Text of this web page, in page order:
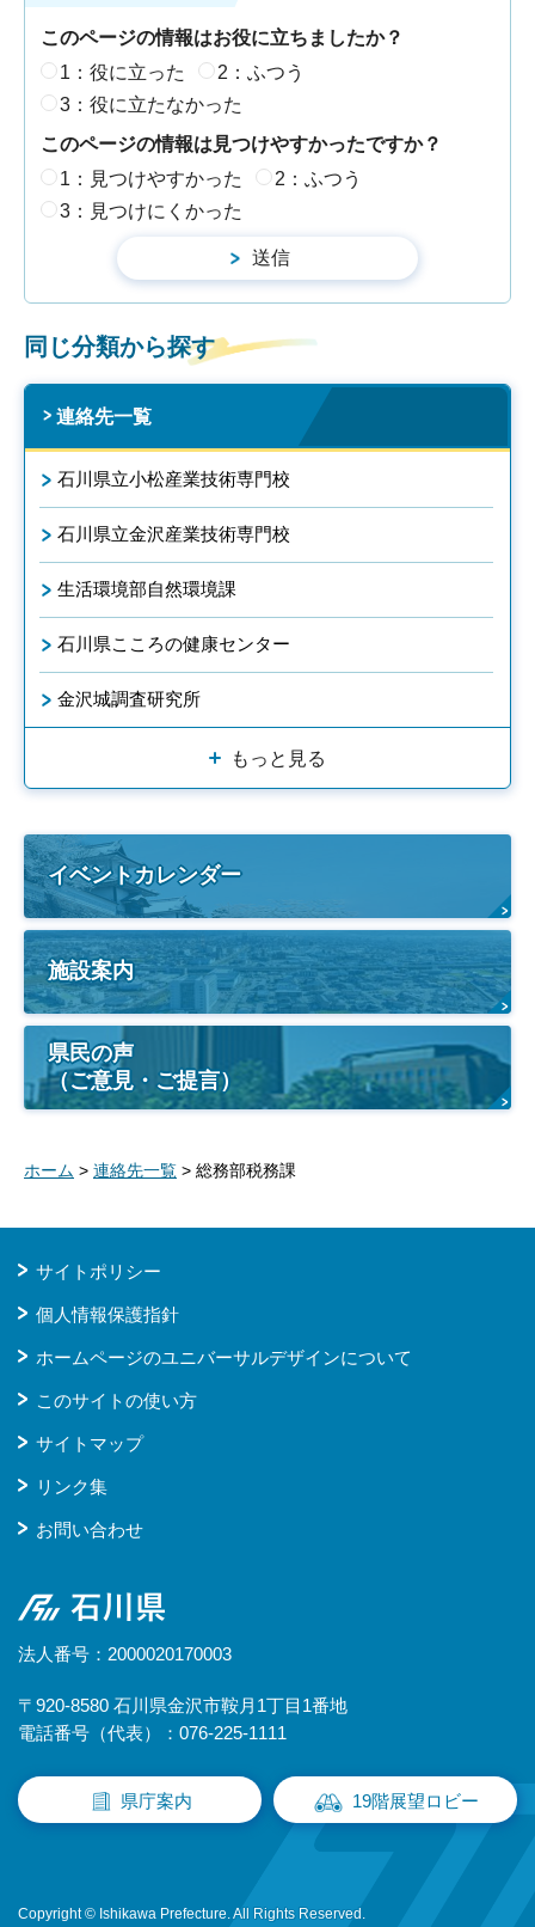
このページの情報はお役に立ちましたか？
1：役に立った
2：ふつう
3：役に立たなかった
このページの情報は見つけやすかったですか？
1：見つけやすかった
2：ふつう
3：見つけにくかった
同じ分類から探す
連絡先一覧
石川県立小松産業技術専門校
石川県立金沢産業技術専門校
生活環境部自然環境課
石川県こころの健康センター
金沢城調査研究所
もっと見る
イベントカレンダー
施設案内
県民の声
（ご意見・ご提言）
ホーム > 連絡先一覧 > 総務部税務課
サイトポリシー
個人情報保護指針
ホームページのユニバーサルデザインについて
このサイトの使い方
サイトマップ
リンク集
お問い合わせ
石川県
法人番号：2000020170003
〒920-8580 石川県金沢市鞍月1丁目1番地
電話番号（代表）：076-225-1111
県庁案内 19階展望ロビー
Copyright © Ishikawa Prefecture. All Rights Reserved.